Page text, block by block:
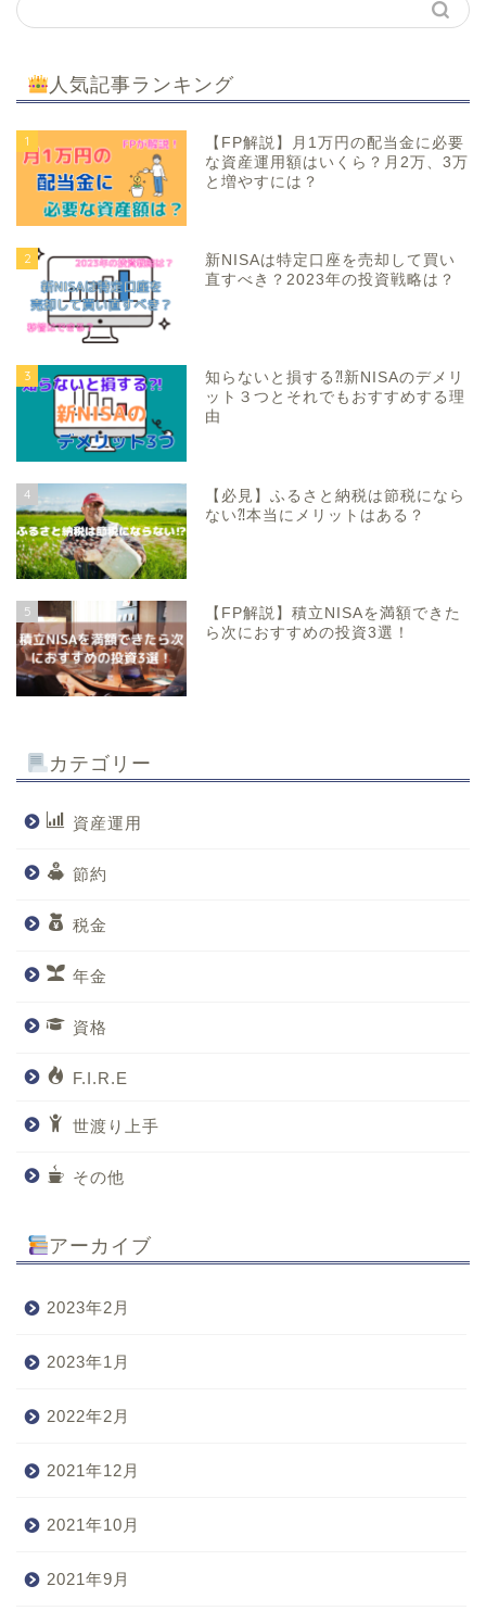
人気記事ランキング
1
【FP解説】月1万円の配当金に必要
な資産運用額はいくら？月2万、3万
と増やすには？
2
新NISAは特定口座を売却して買い
直すべき？2023年の投資戦略は？
3
知らないと損する⁈新NISAのデメリ
ット３つとそれでもおすすめする理
由
4
【必見】ふるさと納税は節税になら
ない⁈本当にメリットはある？
5
【FP解説】積立NISAを満額できた
ら次におすすめの投資3選！
カテゴリー
資産運用
節約
税金
年金
資格
F.I.R.E
世渡り上手
その他
アーカイブ
2023年2月
2023年1月
2022年2月
2021年12月
2021年10月
2021年9月